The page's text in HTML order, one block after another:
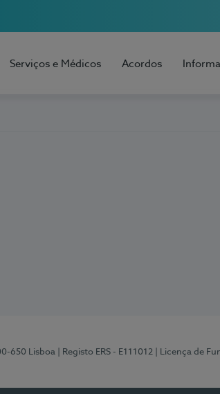
Serviços e Médicos Acordos
650 Lisboa | Registo ERS - E111012 | Licença de